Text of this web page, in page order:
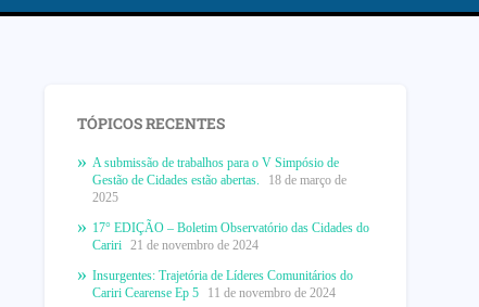
TÓPICOS RECENTES
A submissão de trabalhos para o V Simpósio de
Gestão de Cidades estão abertas.
18 de março de
2025
17° EDIÇÃO – Boletim Observatório das Cidades do
Cariri 21 de novembro de 2024
Insurgentes: Trajetória de Líderes Comunitários do
Cariri Cearense Ep 5
11 de novembro de 2024